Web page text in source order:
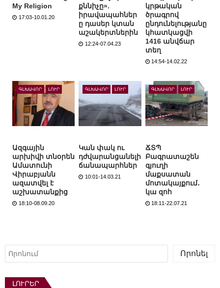
My Religion
17:03-10.01.20
քննիչը».
իրավապահներ
ը դասեր կտան
աշակերտներին
12:24-07.04.23
կրթական
ծրագրով
ընդունելությանը
կհատկացվի
1416 անվճար
տեղ
14:54-14.02.22
ԳԼԽԱՎՈՐ ԼՈՒՐ
Ազգային
արխիվի տնօրեն
Ամատունի
Վիրաբյանն
ազատվել է
աշխատանքից
18:10-08.09.20
ԳԼԽԱՎՈՐ ԼՈՒՐ
Կան փակ ու
դժվարանցանելի
ճանապարհներ
10:01-14.03.21
ԳԼԽԱՎՈՐ ԼՈՒՐ
ՃՏՊ
Բագրատաշեն
գյուղի
մաքսատան
մոտակայքում․
կա զոհ
18:11-22.07.21
Որոնել
Որոնել
ԼՈՒՐԵՐ